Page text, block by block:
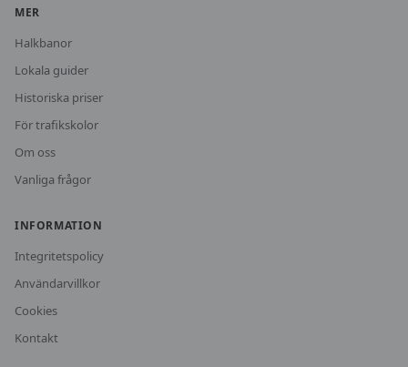
MER
Halkbanor
Lokala guider
Historiska priser
För trafikskolor
Om oss
Vanliga frågor
INFORMATION
Integritetspolicy
Användarvillkor
Cookies
Kontakt